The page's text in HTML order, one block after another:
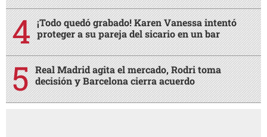
¡Todo quedó grabado! Karen Vanessa intentó
proteger a su pareja del sicario en un bar
Real Madrid agita el mercado, Rodri toma
decisión y Barcelona cierra acuerdo